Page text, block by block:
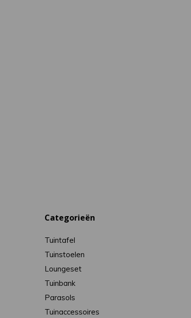
Categorieën
Tuintafel
Tuinstoelen
Loungeset
Tuinbank
Parasols
Tuinaccessoires